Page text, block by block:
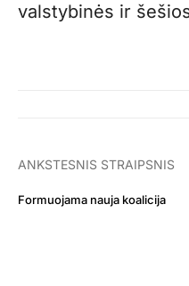
valstybinės ir
ANKSTESNIS STRAIPSNIS
Formuojama nauja koalicija